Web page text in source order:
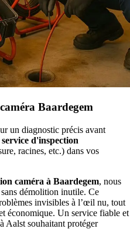
Baardegem
un diagnostic précis avant
service d'inspection
racines, etc.) dans vos
caméra à Baardegem, nous
démolition inutile. Ce
invisibles à l’œil nu, tout
économique. Un service fiable et
Aalst souhaitant protéger